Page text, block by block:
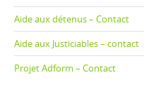
Aide aux détenus – Contact
Aide aux Justiciables – contact
Projet Adform – Contact